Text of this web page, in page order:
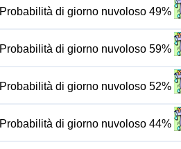
Probabilità di giorno nuvoloso 49%
Probabilità di giorno nuvoloso 59%
Probabilità di giorno nuvoloso 52%
Probabilità di giorno nuvoloso 44%